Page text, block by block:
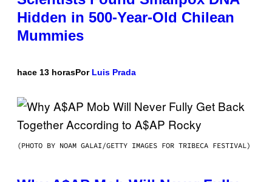
Hidden in 500-Year-Old Chilean
Mummies
hace 13 horasPor Luis Prada
(PHOTO BY NOAM GALAI/GETTY IMAGES FOR TRIBECA FESTIVAL)